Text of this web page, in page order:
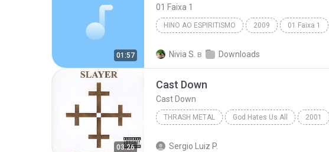
01:57
01 Faixa 1
HINO AO ESPIRITISMO 2009 01 Faixa 1
Nivia S. в Downloads
03:26
Cast Down
Cast Down
THRASH METAL God Hates Us All 2001
Sergio Luiz P.